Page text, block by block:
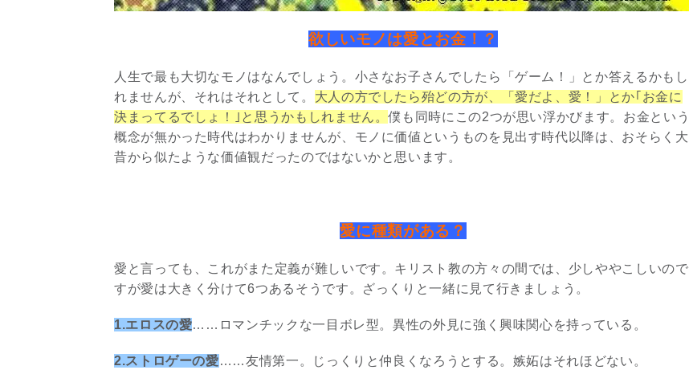
欲しいモノは愛とお金！？
人生で最も大切なモノはなんでしょう。小さなお子さんでしたら「ゲーム！」とか答えるかもし
れませんが、それはそれとして。 大人の方でしたら殆どの方が、「愛だよ、愛！」とか｢お金に
決まってるでしょ！｣と思うかもしれません。僕も同時にこの2つが思い浮かびます。お金という
概念が無かった時代はわかりませんが、モノに価値というものを見出す時代以降は、おそらく大
昔から似たような価値観だったのではないかと思います。
愛に種類がある？
愛と言っても、これがまた定義が難しいです。キリスト教の方々の間では、少しややこしいので
すが愛は大きく分けて6つあるそうです。ざっくりと一緒に見て行きましょう。
1.エロスの愛……ロマンチックな一目ボレ型。異性の外見に強く興味関心を持っている。
2.ストロゲーの愛……友情第一。じっくりと仲良くなろうとする。嫉妬はそれほどない。
インタビュー
【The Secret of...
インタビュー